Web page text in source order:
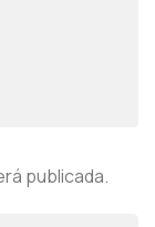
publicada.